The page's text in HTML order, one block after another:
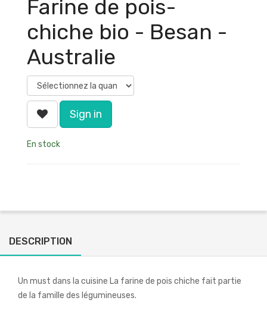
Farine de pois-
chiche bio - Besan -
Australie
Sign in
En stock
DESCRIPTION
Un must dans la cuisine La farine de pois chiche fait partie
de la famille des légumineuses.